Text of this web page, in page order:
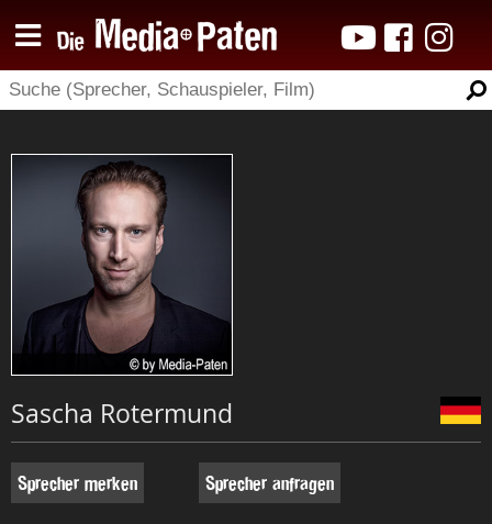
Sascha Rotermund
Sprecher merken Sprecher anfragen